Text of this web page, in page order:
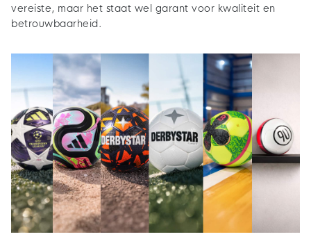
vereiste, maar het staat wel garant voor kwaliteit en
betrouwbaarheid.